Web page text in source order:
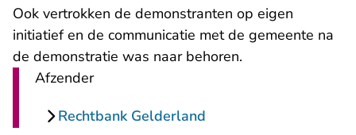
Ook vertrokken de demonstranten op eigen
initiatief en de communicatie met de gemeente na
de demonstratie was naar behoren.
Afzender
Rechtbank Gelderland